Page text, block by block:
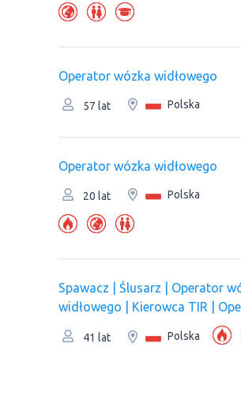
Operator wózka widłowego
57 lat Polska
Operator wózka widłowego
20 lat Polska
Spawacz | Ślusarz | Operator
widłowego | Kierowca TIR |
wywrotka | Pracownik produkcji
41 lat Polska